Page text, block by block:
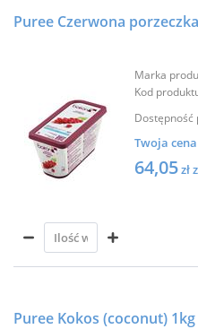
Marka
Kod
Dostępność
Twoja cena
64,05zł
Puree Kokos (coconut) 1kg